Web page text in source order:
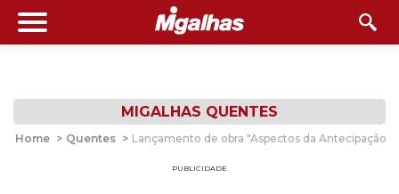
MIGALHAS QUENTES
Home > Quentes > Lançamento de obra "Aspectos da Antecipação
PUBLICIDADE